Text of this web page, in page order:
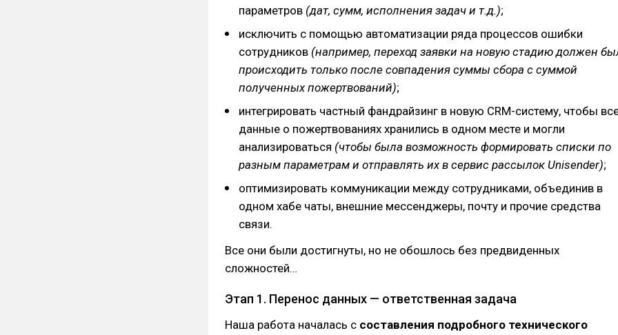
параметров (дат, сумм, исполнения задач и т.д.);
исключить с помощью автоматизации ряда процессов ошибки
сотрудников (например, переход заявки на новую стадию должен
происходить только после совпадения суммы сбора с суммой
полученных пожертвований);
интегрировать частный фандрайзинг в новую CRM-систему, чтобы
данные о пожертвованиях хранились в одном месте и могли
анализироваться (чтобы была возможность формировать списки по
разным параметрам и отправлять их в сервис рассылок Unisender);
оптимизировать коммуникации между сотрудниками, объединив в
одном хабе чаты, внешние мессенджеры, почту и прочие средства
связи.
Все они были достигнуты, но не обошлось без предвиденных
сложностей…
Этап 1. Перенос данных — ответственная задача
Наша работа началась с составления подробного технического